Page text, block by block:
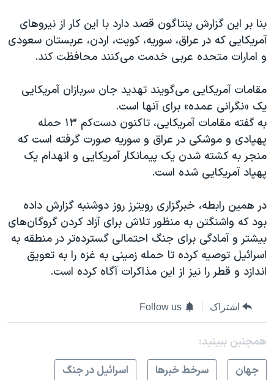
بنا بر این گزارش پنتاگون قصد دارد با این کار از نیروهای
آمریکایی که در عراق، سوریه، کویت، اردن، عربستان سعودی
و امارات متحده عربی خدمت می‌کنند محافظت کند.
مقامات آمریکایی می‌گویند تهدید جان سربازان آمریکایی
یک «نگرانی عمده» برای آنها است.
به گفته مقامات آمریکایی، تاکنون دست‌کم ۱۳ حمله
پهپادی و موشکی در عراق و سوریه صورت گرفته است که
منجر به کشته شدن یک پیمانکار آمریکایی و انهدام یک
پهپاد آمریکایی شده است.
در همین رابطه، خبرگزاری رویترز روز دوشنبه گزارش داده
بود که واشنگتن به منظور تلاش برای آزاد کردن گروگان‌های
بیشتر و آمادگی برای جنگ احتمالی گسترده‌تر در منطقه به
اسرائیل توصیه کرده تا حمله زمینی به غزه را به تعویق
اندازد و قطر را نیز از این مذاکرات آگاه کرده است.
اشتراک Follow us
همچنبن ببینید:
جهان
سرخط خبرها اسرائیل در جنگ